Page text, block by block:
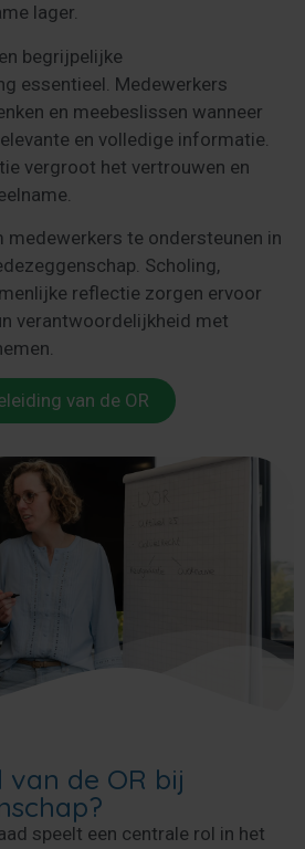
lager.
begrijpelijke
essentieel. Medewerkers
en meebeslissen wanneer
en volledige informatie.
vergroot het vertrouwen en
te ondersteunen in
Scholing,
reflectie zorgen ervoor
verantwoordelijkheid met
van de OR
van de OR bij
speelt een centrale rol in het